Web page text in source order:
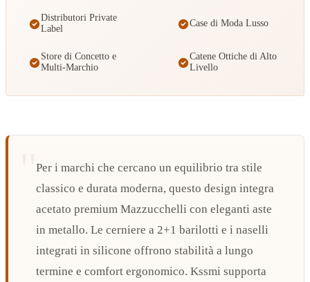
Distributori Private
Label
Case di Moda Lusso
Store di Concetto e
Multi-Marchio
Catene Ottiche di Alto
Livello
Per i marchi che cercano un equilibrio tra stile
classico e durata moderna, questo design integra
acetato premium Mazzucchelli con eleganti aste
in metallo. Le cerniere a 2+1 barilotti e i naselli
integrati in silicone offrono stabilità a lungo
termine e comfort ergonomico. Kssmi supporta